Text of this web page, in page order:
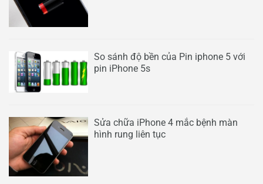
So sánh độ bền của Pin iphone 5 với
pin iPhone 5s
Sửa chữa iPhone 4 mắc bệnh màn
hình rung liên tục